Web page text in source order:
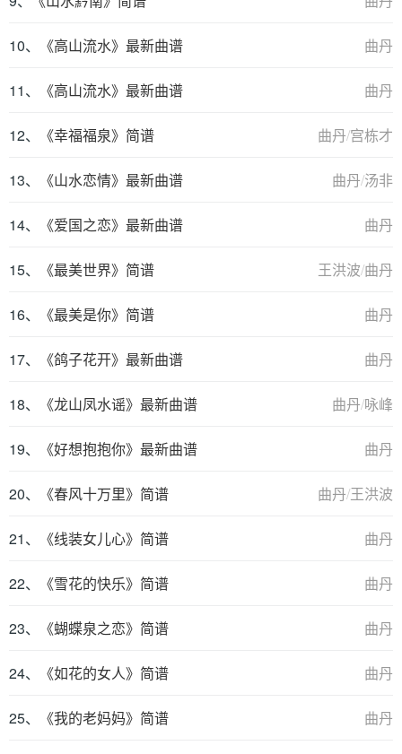
曲丹
10、 《高山流水》最新曲谱
曲丹
11、 《高山流水》最新曲谱
曲丹/宫栋才
12、 《幸福福泉》简谱
曲丹/汤非
13、 《山水恋情》最新曲谱
曲丹
14、 《爱国之恋》最新曲谱
王洪波/曲丹
15、 《最美世界》简谱
曲丹
16、 《最美是你》简谱
曲丹
17、 《鸽子花开》最新曲谱
曲丹/咏峰
18、 《龙山凤水谣》最新曲谱
曲丹
19、 《好想抱抱你》最新曲谱
曲丹/王洪波
20、 《春风十万里》简谱
曲丹
21、 《线装女儿心》简谱
曲丹
22、 《雪花的快乐》简谱
曲丹
23、 《蝴蝶泉之恋》简谱
曲丹
24、 《如花的女人》简谱
曲丹
25、 《我的老妈妈》简谱